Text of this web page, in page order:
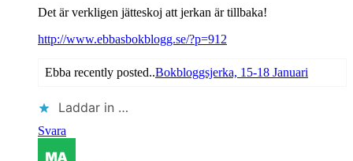
Det är verkligen jätteskoj att jerkan är tillbaka!
http://www.ebbasbokblogg.se/?p=912
Ebba recently posted..Bokbloggsjerka, 15-18 Januari
Laddar in …
Svara